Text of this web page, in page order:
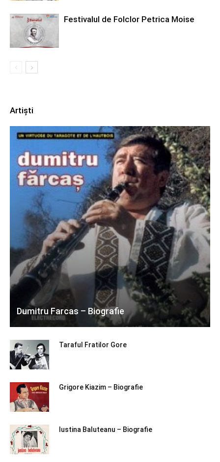
Festivalul de Folclor Petrica Moise
Artiști
Dumitru Farcas – Biografie
Taraful Fratilor Gore
Grigore Kiazim – Biografie
Iustina Baluteanu – Biografie